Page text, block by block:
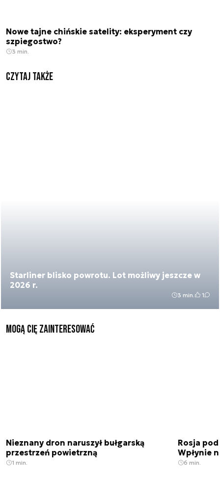
Nowe tajne chińskie satelity: eksperyment czy
szpiegostwo?
3 min.
Czytaj także
Starliner blisko powrotu. Lot możliwy jeszcze w
2026 r.
3 min. 1
Mogą Cię zainteresować
Nieznany dron naruszył bułgarską
przestrzeń powietrzną
1 min.
Rosja
Wpłynie
6 min.